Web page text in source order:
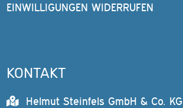
EINWILLIGUNGEN WIDERRUFEN
KONTAKT
Helmut Steinfels GmbH & Co. KG